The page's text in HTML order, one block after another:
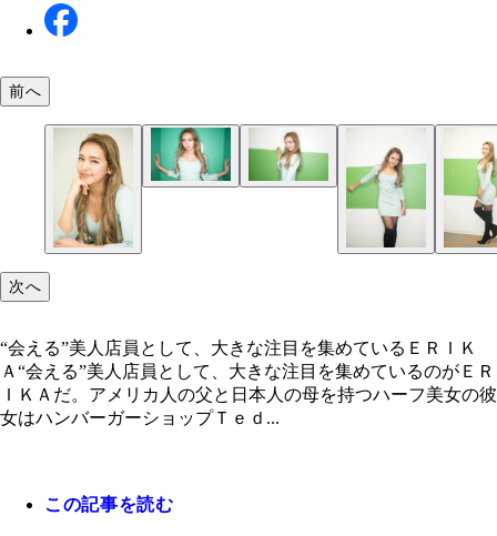
前へ
次へ
“会える”美人店員として、大きな注目を集めているＥＲＩＫ
Ａ“会える”美人店員として、大きな注目を集めているのがＥＲ
ＩＫＡだ。アメリカ人の父と日本人の母を持つハーフ美女の彼
女はハンバーガーショップＴｅｄ...
この記事を読む